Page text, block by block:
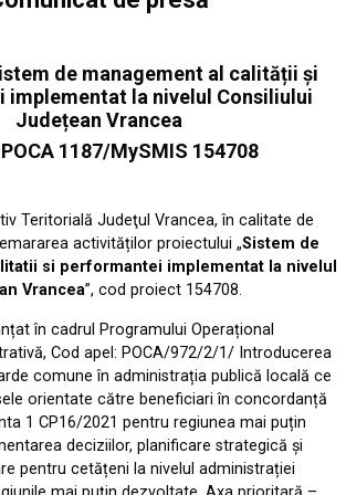
de management al calității și
implementat la nivelul Consiliului
Județean Vrancea
1187/MySMIS 154708
Teritorială Judeţul Vrancea, în calitate de
activităților proiectului „Sistem de
si performantei implementat la nivelul
Vrancea”, cod proiect 154708.
în cadrul Programului Operațional
Cod apel: POCA/972/2/1/ Introducerea
comune în administrația publică locală ce
orientate către beneficiari în concordanță
1 CP16/2021 pentru regiunea mai puțin
deciziilor, planificare strategică și
pentru cetățeni la nivelul administrației